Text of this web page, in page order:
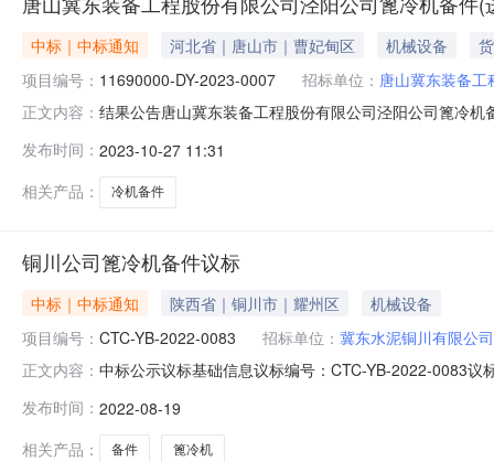
中标｜中标通知 河北省｜唐山市｜曹妃甸区 机械设备
项目编号： 11690000-DY-2023-0007 招标单位： 唐山冀东装备
正文内容： 结果公告唐山冀东装备工程股份有限公司泾阳公司篦冷
序号物料类别中选单位1烧成专用设备及机械备件北京苏
发布时间： 2023-10-27 11:31
相关产品：
冷机备件
铜川公司篦冷机备件议标
中标｜中标通知 陕西省｜铜川市｜耀州区
机械设备
项目编号： CTC-YB-2022-0083 招标单位： 冀东水泥铜川有限公司
正文内容： 中标公示议标基础信息议标编号：CTC-YB-2022-0083
13992911590
发布时间： 2022-08-19
相关产品：
备件 篦冷机